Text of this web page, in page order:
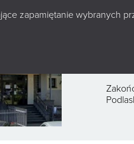
zapamiętanie wybranych